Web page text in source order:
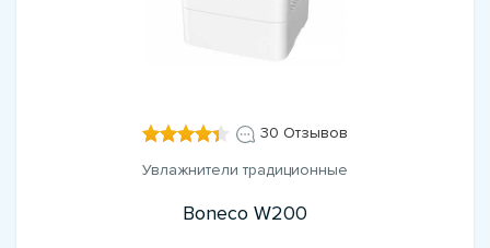
30 Отзывов
Увлажнители традиционные
Boneco W200